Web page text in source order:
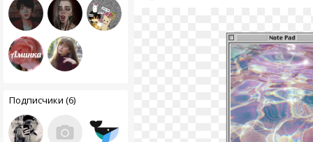
Подписчики (6)